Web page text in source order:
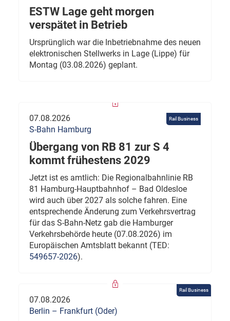
ESTW Lage geht morgen
verspätet in Betrieb
Ursprünglich war die Inbetriebnahme des neuen
elektronischen Stellwerks in Lage (Lippe) für
Montag (03.08.2026) geplant.
Rail Business
07.08.2026
S-Bahn Hamburg
Übergang von RB 81 zur S 4
kommt frühestens 2029
Jetzt ist es amtlich: Die Regionalbahnlinie RB
81 Hamburg-Hauptbahnhof – Bad Oldesloe
wird auch über 2027 als solche fahren. Eine
entsprechende Änderung zum Verkehrsvertrag
für das S-Bahn-Netz gab die Hamburger
Verkehrsbehörde heute (07.08.2026) im
Europäischen Amtsblatt bekannt (TED:
549657-2026).
Rail Business
07.08.2026
Berlin – Frankfurt (Oder)